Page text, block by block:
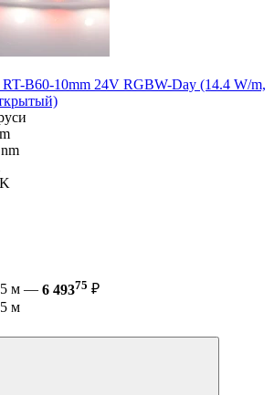
RT-B60-10mm 24V RGBW-Day (14.4 W/m,
5 м — 6 49375 ₽
м